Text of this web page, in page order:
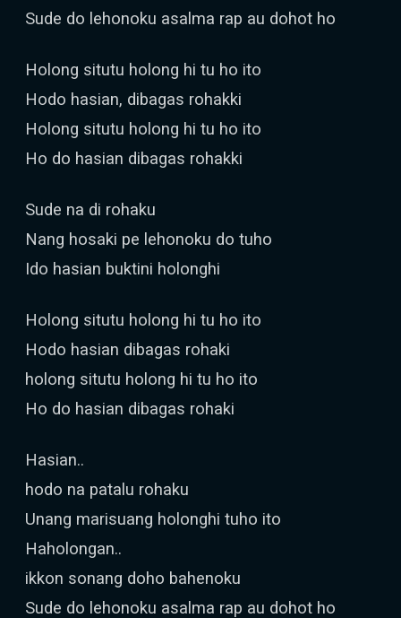
Sude do lehonoku asalma rap au dohot ho
Holong situtu holong hi tu ho ito
Hodo hasian, dibagas rohakki
Holong situtu holong hi tu ho ito
Ho do hasian dibagas rohakki
Sude na di rohaku
Nang hosaki pe lehonoku do tuho
Ido hasian buktini holonghi
Holong situtu holong hi tu ho ito
Hodo hasian dibagas rohaki
holong situtu holong hi tu ho ito
Ho do hasian dibagas rohaki
Hasian..
hodo na patalu rohaku
Unang marisuang holonghi tuho ito
Haholongan..
ikkon sonang doho bahenoku
Sude do lehonoku asalma rap au dohot ho